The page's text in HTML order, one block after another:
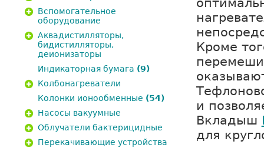
Кроме
и
Вкладыш
для
Вспомогательное
оборудование
Аквадистилляторы,
бидистилляторы,
деионизаторы
Индикаторная бумага (9)
Колбонагреватели
Колонки ионообменные (54)
Насосы вакуумные
Облучатели бактерицидные
Перекачивающие устройства